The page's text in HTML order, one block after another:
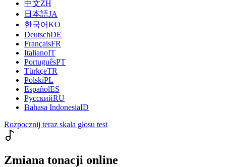
中文ZH
日本語JA
한국어KO
DeutschDE
FrançaisFR
ItalianoIT
PortuguêsPT
TürkçeTR
PolskiPL
EspañolES
РусскийRU
Bahasa IndonesiaID
Rozpocznij teraz skala głosu test
Zmiana tonacji online